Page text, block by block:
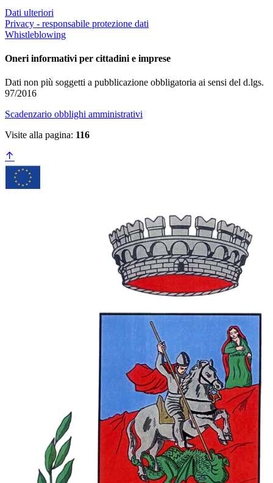
Dati ulteriori
Privacy - responsabile protezione dati
Whistleblowing
Oneri informativi per cittadini e imprese
Dati non più soggetti a pubblicazione obbligatoria ai sensi del d.lgs.
97/2016
Scadenzario obblighi amministrativi
Visite alla pagina: 116